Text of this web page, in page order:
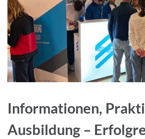
Informationen,
Ausbildung –